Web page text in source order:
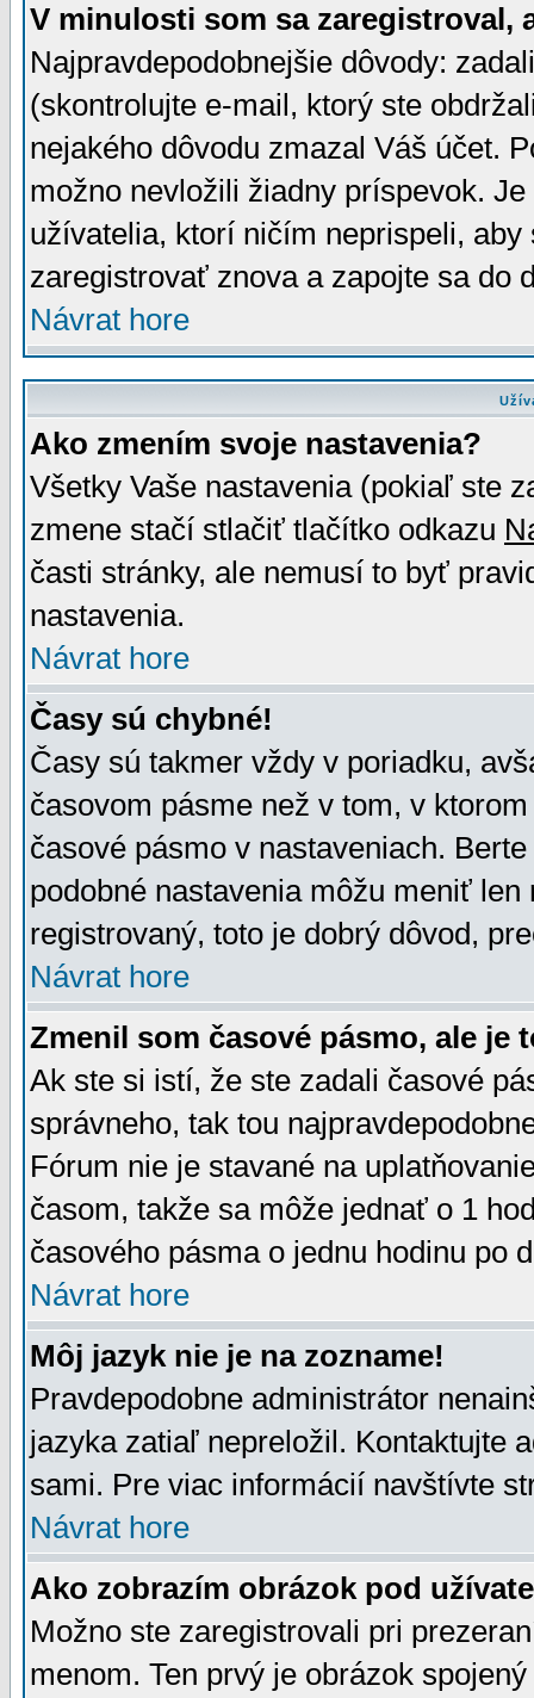
V minulosti som sa zaregistroval,
Najpravdepodobnejšie dôvody:
(skontrolujte e-mail, ktorý ste
nejakého dôvodu zmazal Váš účet.
možno nevložili žiadny príspevok.
užívatelia, ktorí ničím neprispeli,
zaregistrovať znova a zapojte sa do
Návrat hore
Ako zmením svoje nastavenia?
Všetky Vaše nastavenia (pokiaľ ste
zmene stačí stlačiť tlačítko odkazu
časti stránky, ale nemusí to byť
nastavenia.
Návrat hore
Časy sú chybné!
Časy sú takmer vždy v poriadku,
časovom pásme než v tom, v
časové pásmo v nastaveniach.
podobné nastavenia môžu meniť
registrovaný, toto je dobrý dôvod,
Návrat hore
Zmenil som časové pásmo, ale je
Ak ste si istí, že ste zadali časové
správneho, tak tou
Fórum nie je stavané na
časom, takže sa môže jednať o 1
časového pásma o jednu hodinu po
Návrat hore
Môj jazyk nie je na zozname!
Pravdepodobne administrátor
jazyka zatiaľ nepreložil. Kontaktujte
sami. Pre viac informácií navštívte
Návrat hore
Ako zobrazím obrázok pod
Možno ste zaregistrovali pri
menom. Ten prvý je obrázok